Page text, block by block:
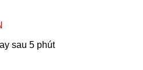
sau 5 phút